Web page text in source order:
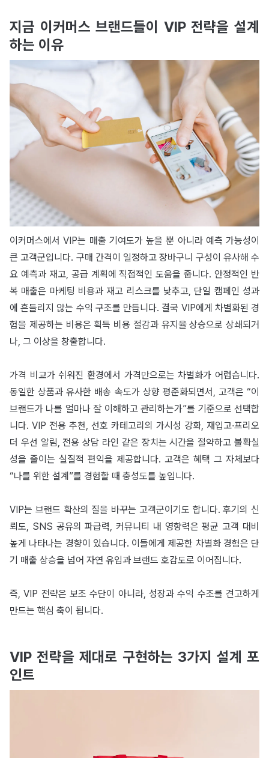
지금 이커머스 브랜드들이 VIP 전략을 설계
하는 이유
이커머스에서 VIP는 매출 기여도가 높을 뿐 아니라 예측 가능성이
큰 고객군입니다. 구매 간격이 일정하고 장바구니 구성이 유사해 수
요 예측과 재고, 공급 계획에 직접적인 도움을 줍니다. 안정적인 반
복 매출은 마케팅 비용과 재고 리스크를 낮추고, 단일 캠페인 성과
에 흔들리지 않는 수익 구조를 만듭니다. 결국 VIP에게 차별화된 경
험을 제공하는 비용은 획득 비용 절감과 유지율 상승으로 상쇄되거
나, 그 이상을 창출합니다.
가격 비교가 쉬워진 환경에서 가격만으로는 차별화가 어렵습니다.
동일한 상품과 유사한 배송 속도가 상향 평준화되면서, 고객은 “이
브랜드가 나를 얼마나 잘 이해하고 관리하는가”를 기준으로 선택합
니다. VIP 전용 추천, 선호 카테고리의 가시성 강화, 재입고∙프리오
더 우선 알림, 전용 상담 라인 같은 장치는 시간을 절약하고 불확실
성을 줄이는 실질적 편익을 제공합니다. 고객은 혜택 그 자체보다
“나를 위한 설계”를 경험할 때 충성도를 높입니다.
VIP는 브랜드 확산의 질을 바꾸는 고객군이기도 합니다. 후기의 신
뢰도, SNS 공유의 파급력, 커뮤니티 내 영향력은 평균 고객 대비
높게 나타나는 경향이 있습니다. 이들에게 제공한 차별화 경험은 단
기 매출 상승을 넘어 자연 유입과 브랜드 호감도로 이어집니다.
즉, VIP 전략은 보조 수단이 아니라, 성장과 수익 수조를 견고하게
만드는 핵심 축이 됩니다.
VIP 전략을 제대로 구현하는 3가지 설계 포
인트